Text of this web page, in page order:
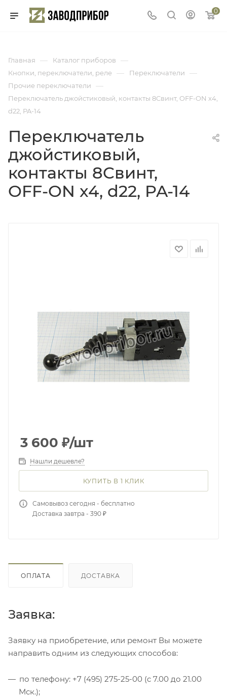
0
Главная — Каталог приборов —
Кнопки, переключатели, реле — Переключатели —
Прочие переключатели —
Переключатель джойстиковый, контакты 8Cвинт, OFF-ON x4,
d22, PA-14
Переключатель
джойстиковый,
контакты 8Cвинт,
OFF-ON x4, d22, PA-14
3 600 ₽/шт
Нашли дешевле?
КУПИТЬ В 1 КЛИК
Самовывоз сегодня - бесплатно
Доставка завтра - 390 ₽
ОПЛАТА ДОСТАВКА
Заявка:
Заявку на приобретение, или ремонт Вы можете
направить одним из следующих способов:
по телефону: +7 (495) 275-25-00 (c 7.00 до 21.00
Мск.);